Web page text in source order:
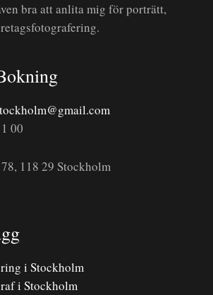
bra att anlita mig för porträtt,
00
118 29 Stockholm
i Stockholm
i Stockholm